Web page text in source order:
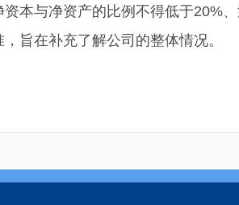
资本与净资产的比例不得低于20%
，旨在补充了解公司的整体情况。